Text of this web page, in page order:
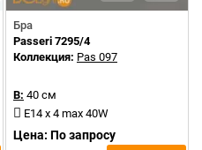
Бра
Passeri 7295/4
Коллекция: Pas 097
В: 40 см
E14 x 4 max 40W
Цена: По запросу